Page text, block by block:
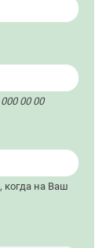
00 00
когда на Ваш